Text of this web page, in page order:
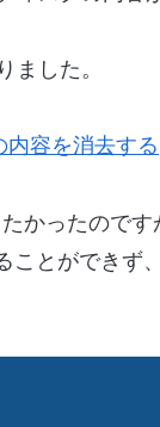
ました。
容を消去する
かったので
とができず